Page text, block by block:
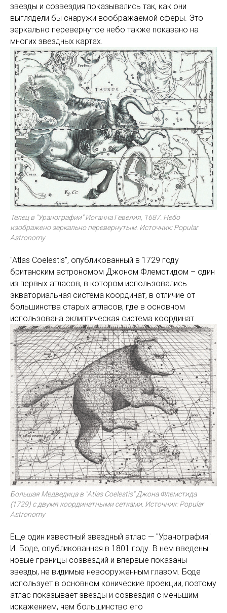
звезды и созвездия показывались так, как они
выглядели бы снаружи воображаемой сферы. Это
зеркально перевернутое небо также показано на
многих звездных картах.
Телец в "Уранографии" Иоганна Гевелия, 1687. Небо
изображено зеркально перевернутым. Источник: Popular
Astronomy
"Atlas Coelestis", опубликованный в 1729 году
британским астрономом Джоном Флемстидом – один
из первых атласов, в котором использовались
экваториальная система координат, в отличие от
большинства старых атласов, где в основном
использована эклиптическая система координат.
Большая Медведица в "Atlas Coelestis" Джона Флемстида
(1729) с двумя координатными сетками. Источник: Popular
Astronomy
Еще один известный звездный атлас — "Уранография"
И. Боде, опубликованная в 1801 году. В нем введены
новые границы созвездий и впервые показаны
звезды, не видимые невооруженным глазом. Боде
использует в основном конические проекции, поэтому
атлас показывает звезды и созвездия с меньшим
искажением, чем большинство его